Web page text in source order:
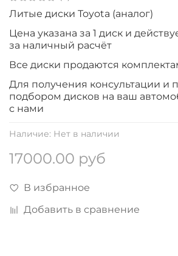
Наличие: Нет в наличии
17000.00 руб
В избранное
Добавить в сравнение
Литые диски Toyota (аналог)
Цена указана за 1 диск и
за наличный расчёт
Все диски продаются
Для получения консультации и
подбором дисков на ваш
с нами